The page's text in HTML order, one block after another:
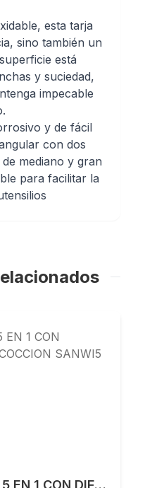
esta tarja
sino también un
está
y suciedad,
impecable
y de fácil
con dos
mediano y gran
para facilitar la
SANDWICHERA NUUR 5 EN 1 CON DIFERENTES PLATOS DE COCCION SANWI5